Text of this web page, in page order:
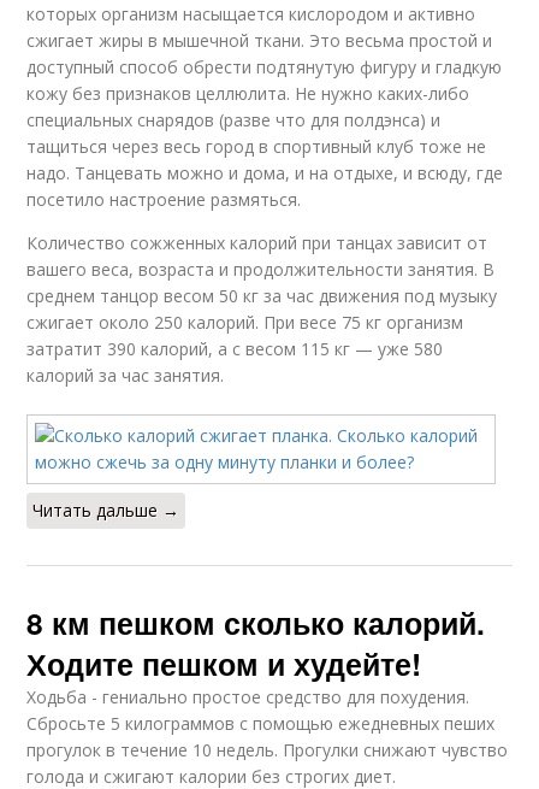
которых организм насыщается кислородом и активно
сжигает жиры в мышечной ткани. Это весьма простой и
доступный способ обрести подтянутую фигуру и гладкую
кожу без признаков целлюлита. Не нужно каких-либо
специальных снарядов (разве что для полдэнса) и
тащиться через весь город в спортивный клуб тоже не
надо. Танцевать можно и дома, и на отдыхе, и всюду, где
посетило настроение размяться.
Количество сожженных калорий при танцах зависит от
вашего веса, возраста и продолжительности занятия. В
среднем танцор весом 50 кг за час движения под музыку
сжигает около 250 калорий. При весе 75 кг организм
затратит 390 калорий, а с весом 115 кг — уже 580
калорий за час занятия.
Читать дальше →
8 км пешком сколько калорий.
Ходите пешком и худейте!
Ходьба - гениально простое средство для похудения.
Сбросьте 5 килограммов с помощью ежедневных пеших
прогулок в течение 10 недель. Прогулки снижают чувство
голода и сжигают калории без строгих диет.